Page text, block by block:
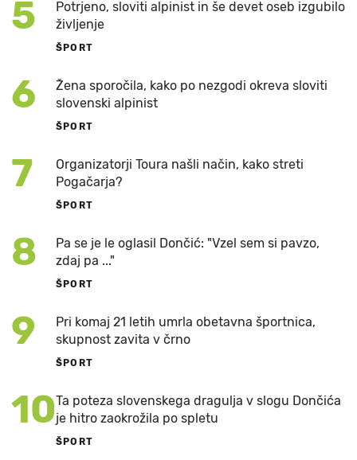
5
Potrjeno, sloviti alpinist in še devet oseb izgubilo
življenje
ŠPORT
6
Žena sporočila, kako po nezgodi okreva sloviti
slovenski alpinist
ŠPORT
7
Organizatorji Toura našli način, kako streti
Pogačarja?
ŠPORT
8
Pa se je le oglasil Dončić: "Vzel sem si pavzo,
zdaj pa ..."
ŠPORT
9
Pri komaj 21 letih umrla obetavna športnica,
skupnost zavita v črno
ŠPORT
10Ta poteza slovenskega dragulja v slogu Dončića
je hitro zaokrožila po spletu
ŠPORT